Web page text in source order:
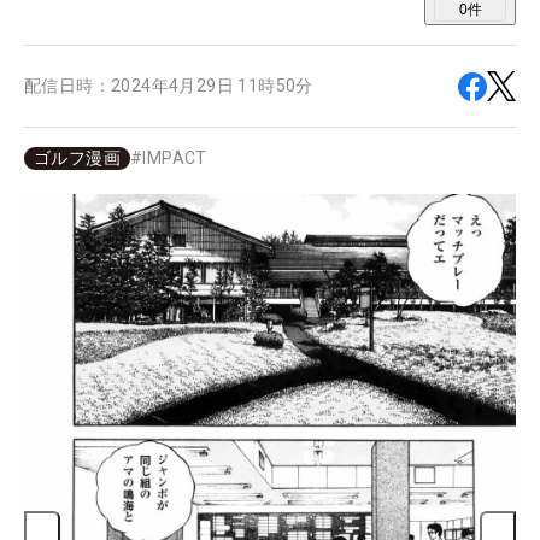
0件
配信日時： 2024年4月29日 11時50分
ゴルフ漫画 # IMPACT